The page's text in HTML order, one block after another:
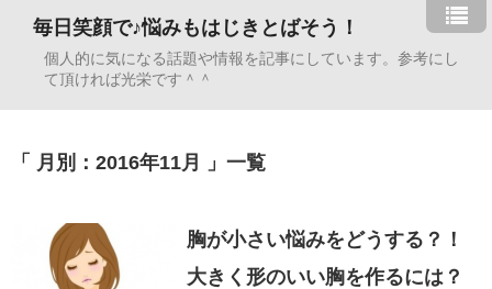
毎日笑顔で♪悩みもはじきとばそう！
個人的に気になる話題や情報を記事にしています。参考にし
て頂ければ光栄です＾＾
「 月別：2016年11月 」一覧
胸が小さい悩みをどうする？！
大きく形のいい胸を作るには？